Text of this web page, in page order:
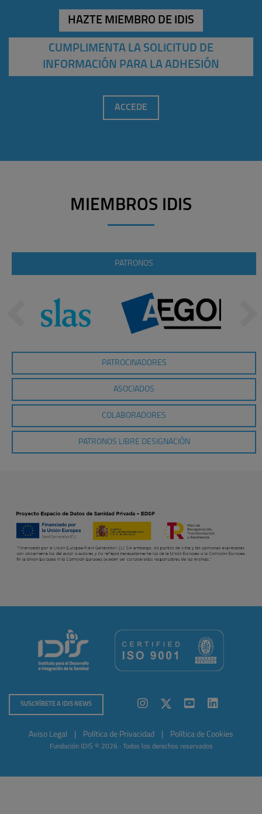
HAZTE MIEMBRO DE IDIS
CUMPLIMENTA LA SOLICITUD DE
INFORMACIÓN PARA LA ADHESIÓN
ACCEDE
MIEMBROS IDIS
PATRONOS
PATROCINADORES
ASOCIADOS
COLABORADORES
PATRONOS LIBRE DESIGNACIÓN
SUSCRÍBETE A IDIS NEWS
Aviso Legal Política de Privacidad Política de Cookies
Fundación IDIS © 2026 · Todos los derechos reservados